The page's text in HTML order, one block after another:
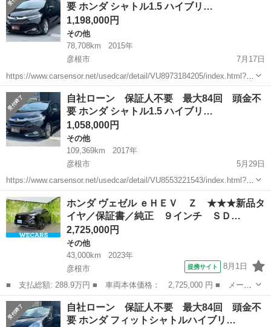
要 ホンダ シャトル1.5 ハイブリ…
1,198,000円
その他
78,708km
2015年
彦根市
7月17日
https://www.carsensor.net/usedcar/detail/VU8973184205/index.html?
TRCD=200002&RESTID=CS210610 https://www.ss-s...
滋賀 彦根市 その他 シャトル
自社ローン 保証人不要 最大84回 頭金不
要 ホンダ シャトル1.5 ハイブリ…
1,058,000円
その他
109,369km
2017年
彦根市
5月29日
https://www.carsensor.net/usedcar/detail/VU8553221543/index.html?
TRCD=200002&RESTID=CS210610 https://www.ss-s...
滋賀 彦根市 その他 シャトル
ホンダ ヴェゼル ｅＨＥＶ Ｚ ★★★新品タ
イヤ／保証書／純正 ９インチ ＳＤ…
2,725,000円
その他
43,000km
2023年
彦根市
提携サイト 8月1日
■ 支払総額: 288.9万円 ■ 車両本体価格： 2,725,000 円 ■ メーカ
ー名： ホンダ ■ 車種名： ヴェゼル ■ グレード名： ｅＨＥ
Ｖ Ｚ ★★★新品タイヤ／保証書／純正 ９インチ ＳＤナビ／ホ
ンダセンシ...
滋賀 彦根市 その他
自社ローン 保証人不要 最大84回 頭金不
要 ホンダ フィットシャトルハイブリ…